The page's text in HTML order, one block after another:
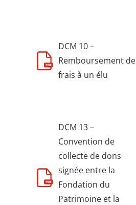
DCM 10 –
Remboursement de
frais à un élu
DCM 13 –
Convention de
collecte de dons
signée entre la
Fondation du
Patrimoine et la